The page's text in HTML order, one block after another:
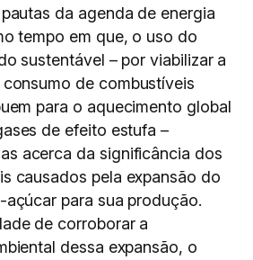
da agenda de energia
tempo em que, o uso do
sustentável – por viabilizar a
de combustíveis
para o aquecimento global
de efeito estufa –
acerca da significância dos
causados pela expansão do
para sua produção.
de corroborar a
dessa expansão, o